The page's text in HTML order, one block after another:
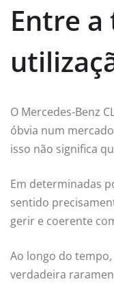
Entre a
O Mercedes-Benz
óbvia num
isso não significa
Em determinadas
sentido
gerir e coerente
Ao longo do
verdadeira